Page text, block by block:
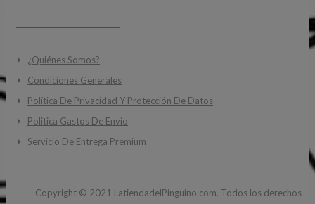
¿Quiénes Somos?
Condiciones Generales
Política De Privacidad Y Protección De Datos
Politica Gastos De Envio
Servicio De Entrega Premium
Copyright © 2021 LatiendadelPinguino.com. Todos los derechos